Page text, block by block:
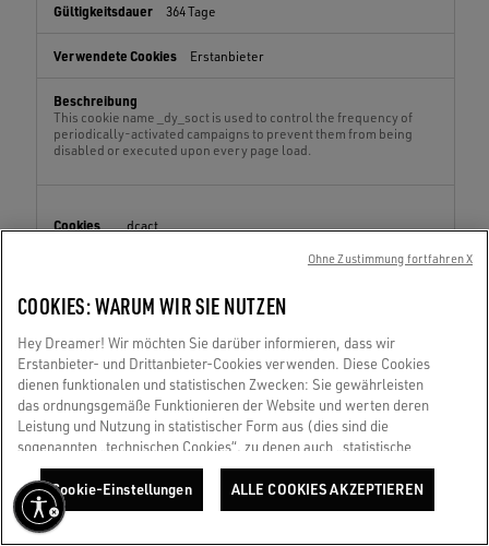
364 Tage
Erstanbieter
This cookie name _dy_soct is used to control the frequency of
periodically-activated campaigns to prevent them from being
disabled or executed upon every page load.
__dcact
www.goldengoose.com
Einige Sekunden
Erstanbieter
This cookie name is associated with multiple websites and is used
to store information about the environment or context in which
the application is running.
COOKIES: WARUM WIR SIE NUTZEN
Hey Dreamer! Wir möchten Sie darüber informieren, dass wir
Erstanbieter- und Drittanbieter-Cookies verwenden. Diese Cookies
dienen funktionalen und statistischen Zwecken: Sie gewährleisten
das ordnungsgemäße Funktionieren der Website und werten deren
Leistung und Nutzung in statistischer Form aus (dies sind die
sogenannten „technischen Cookies“, zu denen auch „statistische
Cookies“ gehören). Darüber hinaus verwenden wir – nur mit Ihrer
Zustimmung – Cookies für Marketing- und Profiling-Zwecke. Diese
ermöglichen es uns, Ihre Erfahrung mit Golden zu verbessern und
sie mit einzigartigen Inhalten zu personalisieren, die auf Ihre
Cookie-Einstellungen ALLE COOKIES AKZEPTIEREN
Ohne Zustimmung fortfahren X